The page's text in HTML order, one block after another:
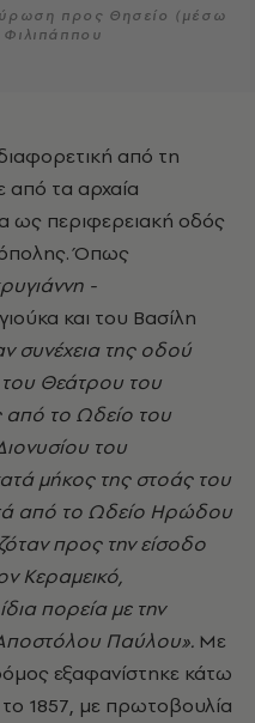
προς Θησείο (μέσω
από τη
τα αρχαία
ως περιφερειακή οδός
Όπως
-
και του Βασίλη
συνέχεια της οδού
Θεάτρου του
το Ωδείο του
του
μήκος της στοάς του
από το Ωδείο Ηρώδου
προς την είσοδο
Κεραμεικό,
πορεία με την
Παύλου». Με
εξαφανίστηκε κάτω
1857, με πρωτοβουλία